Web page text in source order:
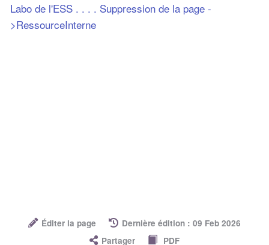
Labo de l'ESS . . . . Suppression de la page -
>RessourceInterne
Éditer la page
Dernière édition : 09 Feb 2026
Partager
PDF